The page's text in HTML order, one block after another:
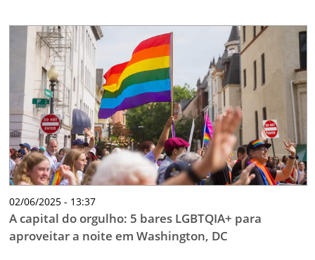
02/06/2025 - 13:37
A capital do orgulho: 5 bares LGBTQIA+ para
aproveitar a noite em Washington, DC